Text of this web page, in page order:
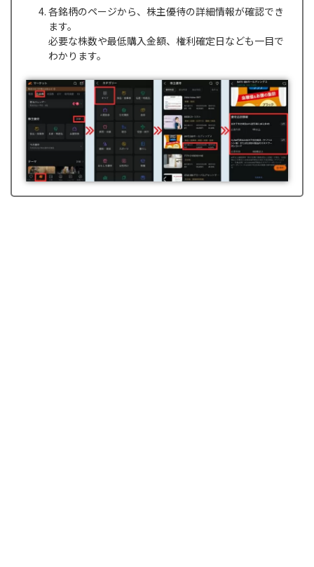
各銘柄のページから、株主優待の詳細情報が確認でき
ます。
必要な株数や最低購入金額、権利確定日なども一目で
わかります。